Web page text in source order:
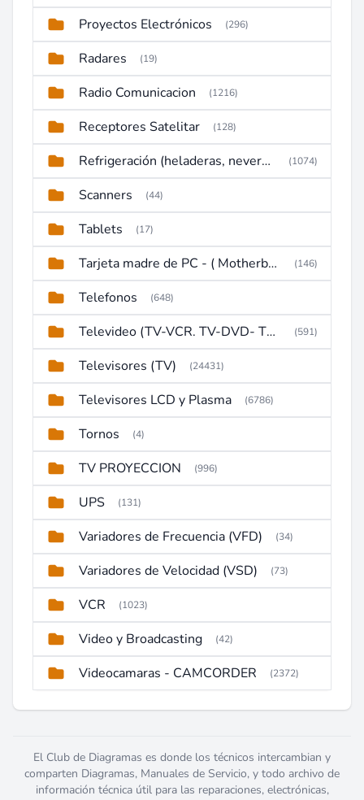
Proyectos Electrónicos (296)
Radares (19)
Radio Comunicacion (1216)
Receptores Satelitar (128)
Refrigeración (heladeras, neveras, congeladores) (1074)
Scanners (44)
Tablets (17)
Tarjeta madre de PC - ( Motherboard ) (146)
Telefonos (648)
Televideo (TV-VCR. TV-DVD- TV-DVD-VCR) (591)
Televisores (TV) (24431)
Televisores LCD y Plasma (6786)
Tornos (4)
TV PROYECCION (996)
UPS (131)
Variadores de Frecuencia (VFD) (34)
Variadores de Velocidad (VSD) (73)
VCR (1023)
Video y Broadcasting (42)
Videocamaras - CAMCORDER (2372)
El Club de Diagramas es donde los técnicos intercambian y
comparten Diagramas, Manuales de Servicio, y todo archivo de
información técnica útil para las reparaciones, electrónicas,